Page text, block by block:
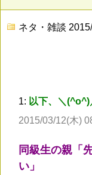
ネタ・雑談
1: 以下、＼
2015/03/12(木)
同級生の親「
い」